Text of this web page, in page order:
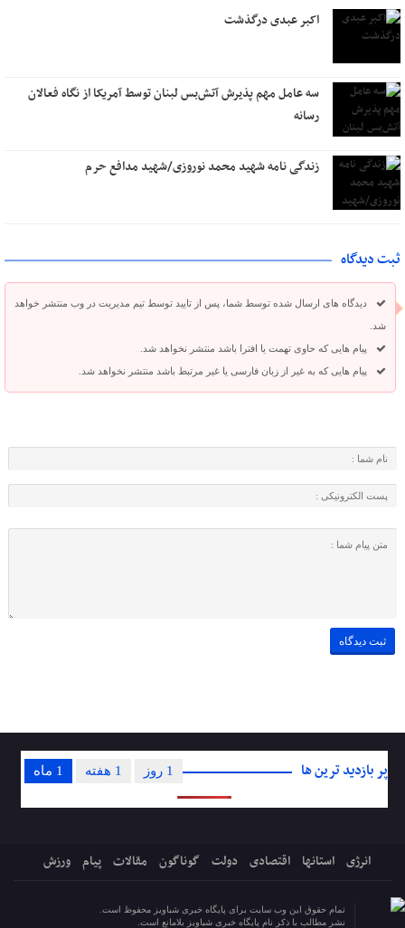
اکبر عبدی درگذشت
سه عامل مهم پذیرش آتش‌بس لبنان توسط آمریکا از نگاه فعالان
رسانه
زندگی نامه شهید محمد نوروزی/شهید مدافع حرم
ثبت دیدگاه
دیدگاه های ارسال شده توسط شما، پس از تایید توسط تیم مدیریت در وب منتشر خواهد
شد.
پیام هایی که حاوی تهمت یا افترا باشد منتشر نخواهد شد.
پیام هایی که به غیر از زبان فارسی یا غیر مرتبط باشد منتشر نخواهد شد.
پر بازدید ترین ها 1 ماه 1 هفته 1 روز
انرژی استانها اقتصادی دولت گوناگون مقالات پیام ورزش
تمام حقوق این وب سایت برای پایگاه خبری شباویز محفوظ است.
نشر مطالب با ذکر نام پایگاه خبری شباویز بلامانع است.